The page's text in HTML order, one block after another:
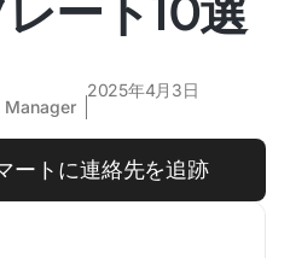
2025年4月3日
ートに連絡先を追跡